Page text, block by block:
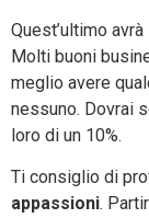
Quest’ultimo
Molti buoni
meglio avere
nessuno. Dovrai
loro di un 10%.
Ti consiglio di
appassioni.